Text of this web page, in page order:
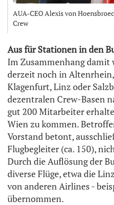
AUA-CEO Alexis von
Crew
Aus für Stationen in den
Im Zusammenhang
derzeit noch in
Klagenfurt, Linz oder
dezentralen Crew-Basen
gut 200 Mitarbeiter
Wien zu kommen.
Vorstand betont,
Flugbegleiter (ca. 150),
Durch die Auflösung der
diverse Flüge, etwa die
von anderen Airlines -
übernommen.